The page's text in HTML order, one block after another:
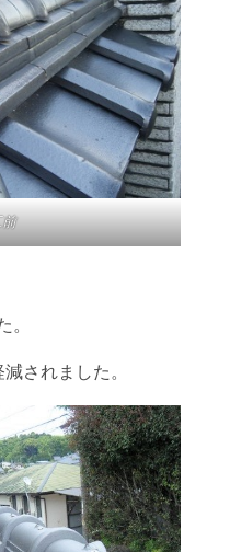
。
されました。